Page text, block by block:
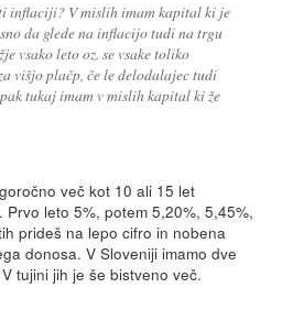
inflaciji? V mislih imam kapital ki je
da glede na inflacijo tudi na trgu
vsako leto oz. se vsake toliko
višjo plačp, če le delodalajec tudi
tukaj imam v mislih kapital ki že
več kot 10 ali 15 let
leto 5%, potem 5,20%, 5,45%,
prideš na lepo cifro in nobena
donosa. V Sloveniji imamo dve
tujini jih je še bistveno več.